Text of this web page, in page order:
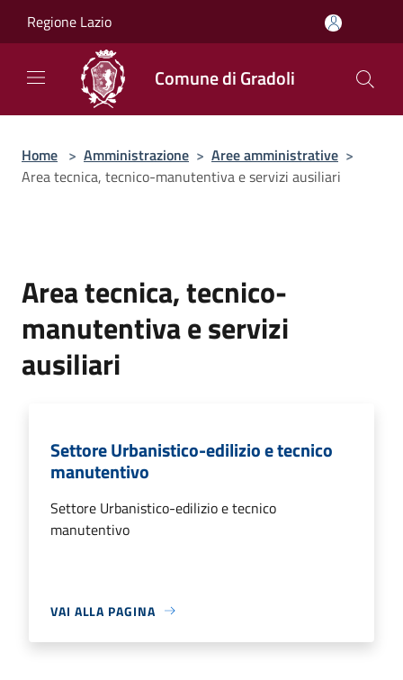
Regione Lazio
Comune di Gradoli
Home > Amministrazione > Aree amministrative >
Area tecnica, tecnico-manutentiva e servizi ausiliari
Area tecnica, tecnico-
manutentiva e servizi
ausiliari
Settore Urbanistico-edilizio e tecnico
manutentivo
Settore Urbanistico-edilizio e tecnico
manutentivo
VAI ALLA PAGINA